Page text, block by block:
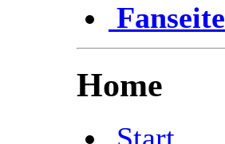
Fanseite
Home